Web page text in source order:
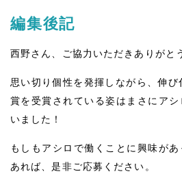
編集後記
西野さん、ご協力いただきありがと
思い切り個性を発揮しながら、伸
賞を受賞されている姿はまさにア
いました！
もしもアシロで働くことに興味が
あれば、是非ご応募ください。